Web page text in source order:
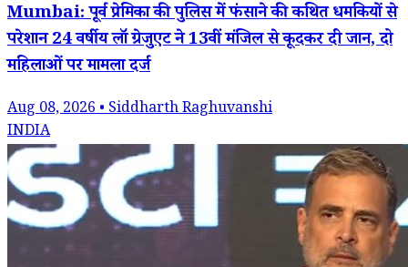
Mumbai: पूर्व प्रेमिका की पुलिस में फंसाने की कथित धमकियों से
परेशान 24 वर्षीय लॉ ग्रेजुएट ने 13वीं मंजिल से कूदकर दी जान, दो
महिलाओं पर मामला दर्ज
Aug 08, 2026 • Siddharth Raghuvanshi
INDIA